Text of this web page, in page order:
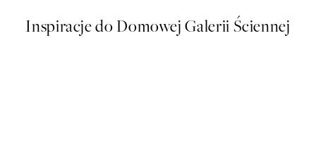
Inspiracje do Domowej Galerii Ściennej